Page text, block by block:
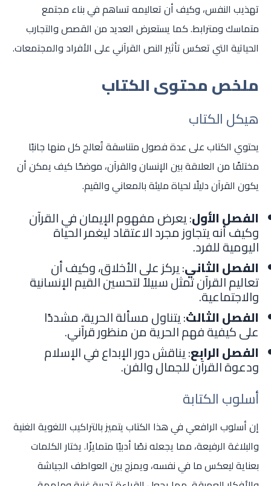
تهذيب النفس، وكيف أن تعاليمه تساهم في بناء مجتمع
متماسك ومترابط. كما يستعرض العديد من القصص والتجارب
الحياتية التي تعكس تأثير النص القرآني على الأفراد والمجتمعات.
ملخص محتوى الكتاب
هيكل الكتاب
يحتوي الكتاب على عدة فصول متناسقة تُعالج كل منها جانبًا
مختلفًا من العلاقة بين الإنسان والقرآن، موضحًا كيف يمكن أن
يكون القرآن دليلًا لحياة مليئة بالمعاني والقيم.
الفصل الأول: يعرض مفهوم الإيمان في القرآن
وكيف أنه يتجاوز مجرد الاعتقاد ليغمر الحياة
اليومية للفرد.
الفصل الثاني: يركز على الأخلاق، وكيف أن
تعاليم القرآن تمثل سبيلاً لتحسين القيم الإنسانية
والاجتماعية.
الفصل الثالث: يتناول مسألة الحرية، مشددًا
على كيفية فهم الحرية من منظور قرآني.
الفصل الرابع: يناقش دور الإبداع في الإسلام
ودعوة القرآن للجمال والفن.
أسلوب الكتابة
إن أسلوب الرافعي في هذا الكتاب يتميز بالتراكيب اللغوية الغنية
والبلاغة الرفيعة، مما يجعله نصًا أدبيًا متمايزًا. يختار الكلمات
بعناية ليعكس ما في نفسه، ويمزج بين العواطف الجياشة